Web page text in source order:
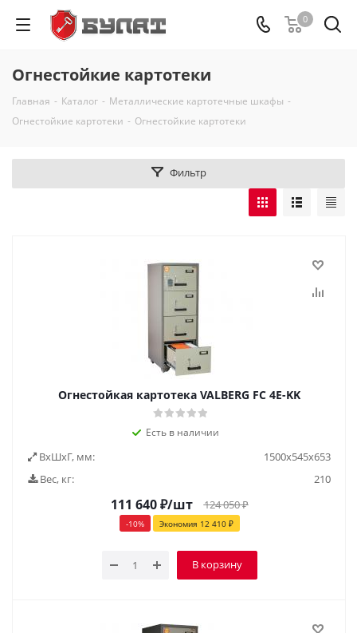
0
Огнестойкие картотеки
Главная - Каталог - Металлические картотечные шкафы -
Огнестойкие картотеки - Огнестойкие картотеки
Фильтр
Огнестойкая картотека VALBERG FC 4Е-KK
Есть в наличии
ВxШxГ, мм:
1500х545х653
Вес, кг:
210
111 640₽/шт 124 050₽
-10% Экономия 12 410₽
В корзину